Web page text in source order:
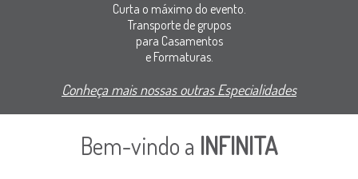
Curta o máximo do evento.
Transporte de grupos
para Casamentos
e Formaturas.
Conheça mais nossas outras Especialidades
Bem-vindo a INFINITA